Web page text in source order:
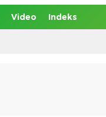
Video Indeks